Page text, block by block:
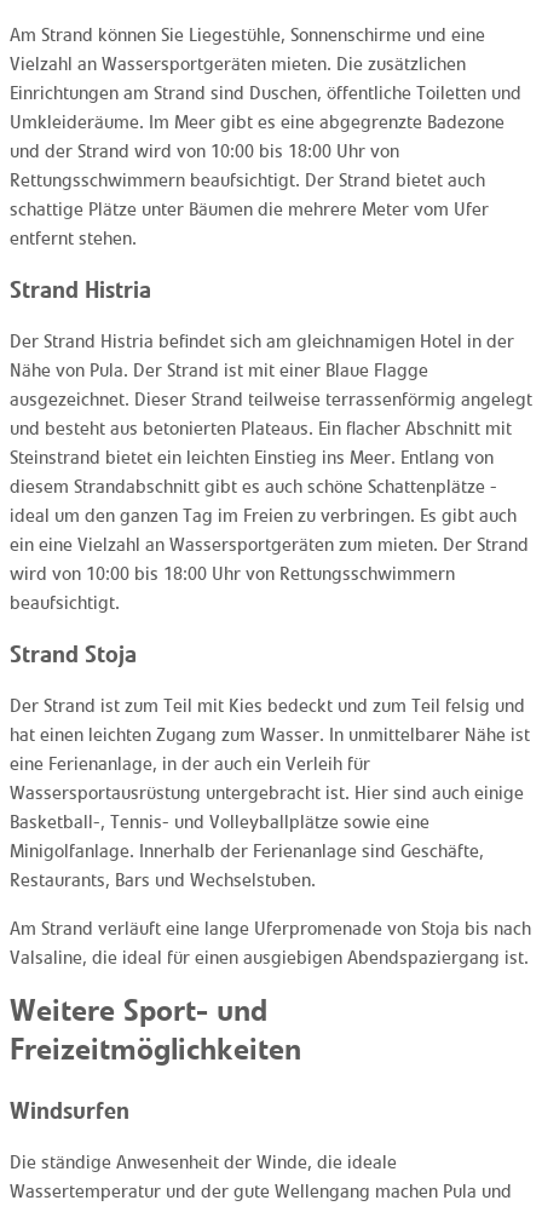
Am Strand können Sie Liegestühle, Sonnenschirme und eine
Vielzahl an Wassersportgeräten mieten. Die zusätzlichen
Einrichtungen am Strand sind Duschen, öffentliche Toiletten und
Umkleideräume. Im Meer gibt es eine abgegrenzte Badezone
und der Strand wird von 10:00 bis 18:00 Uhr von
Rettungsschwimmern beaufsichtigt. Der Strand bietet auch
schattige Plätze unter Bäumen die mehrere Meter vom Ufer
entfernt stehen.
Strand Histria
Der Strand Histria befindet sich am gleichnamigen Hotel in der
Nähe von Pula. Der Strand ist mit einer Blaue Flagge
ausgezeichnet. Dieser Strand teilweise terrassenförmig angelegt
und besteht aus betonierten Plateaus. Ein flacher Abschnitt mit
Steinstrand bietet ein leichten Einstieg ins Meer. Entlang von
diesem Strandabschnitt gibt es auch schöne Schattenplätze -
ideal um den ganzen Tag im Freien zu verbringen. Es gibt auch
ein eine Vielzahl an Wassersportgeräten zum mieten. Der Strand
wird von 10:00 bis 18:00 Uhr von Rettungsschwimmern
beaufsichtigt.
Strand Stoja
Der Strand ist zum Teil mit Kies bedeckt und zum Teil felsig und
hat einen leichten Zugang zum Wasser. In unmittelbarer Nähe ist
eine Ferienanlage, in der auch ein Verleih für
Wassersportausrüstung untergebracht ist. Hier sind auch einige
Basketball-, Tennis- und Volleyballplätze sowie eine
Minigolfanlage. Innerhalb der Ferienanlage sind Geschäfte,
Restaurants, Bars und Wechselstuben.
Am Strand verläuft eine lange Uferpromenade von Stoja bis nach
Valsaline, die ideal für einen ausgiebigen Abendspaziergang ist.
Weitere Sport- und
Freizeitmöglichkeiten
Windsurfen
Die ständige Anwesenheit der Winde, die ideale
Wassertemperatur und der gute Wellengang machen Pula und